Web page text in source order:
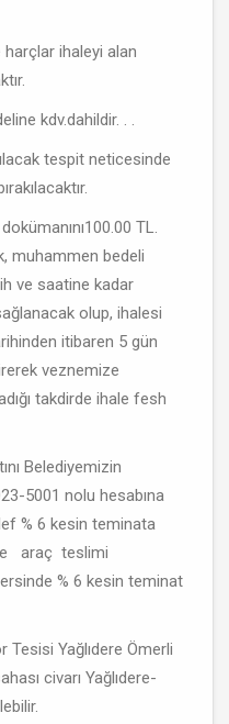
ihaleyi alan
kdv.dahildir. . .
tespit neticesinde
TL.
muhammen bedeli
ve saatine kadar
olup, ihalesi
itibaren 5 gün
veznemize
takdirde ihale fesh
Belediyemizin
5001 nolu hesabına
% 6 kesin teminata
araç teslimi
% 6 kesin teminat
Yağlıdere Ömerli
civarı Yağlıdere-